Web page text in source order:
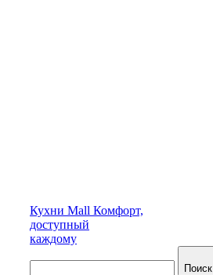
Кухни Mall Комфорт,
доступный
каждому
Поиск